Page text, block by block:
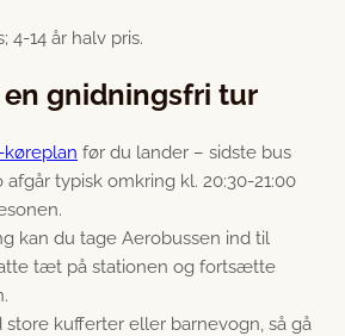
4-14 år halv pris.
gnidningsfri tur
køreplan før du lander – sidste bus
typisk omkring kl. 20:30-21:00
kan du tage Aerobussen ind til
tæt på stationen og fortsætte
store kufferter eller barnevogn, så gå